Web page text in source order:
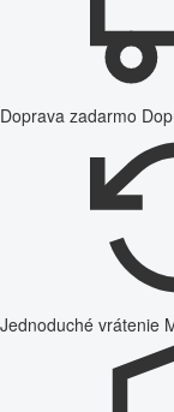
Doprava zadarmo
Jednoduché vrátenie